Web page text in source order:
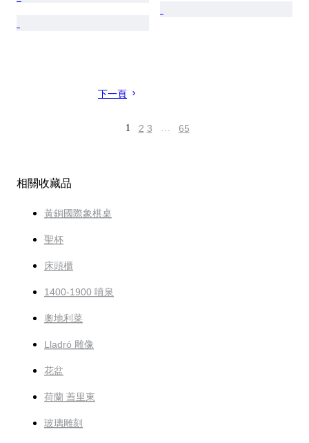
下一頁
1 2 3 … 65
相關收藏品
黃銅國際象棋桌
聖杯
床頭櫃
1400-1900 噴泉
奧地利菜
Lladró 雕像
花盆
荷蘭 蓋里東
玻璃雕刻